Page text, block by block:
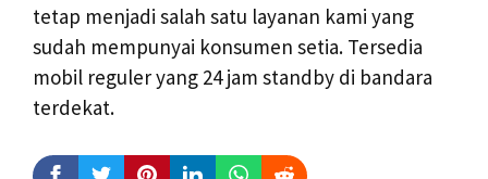
tetap menjadi salah satu layanan kami yang
sudah mempunyai konsumen setia. Tersedia
mobil reguler yang 24 jam standby di bandara
terdekat.